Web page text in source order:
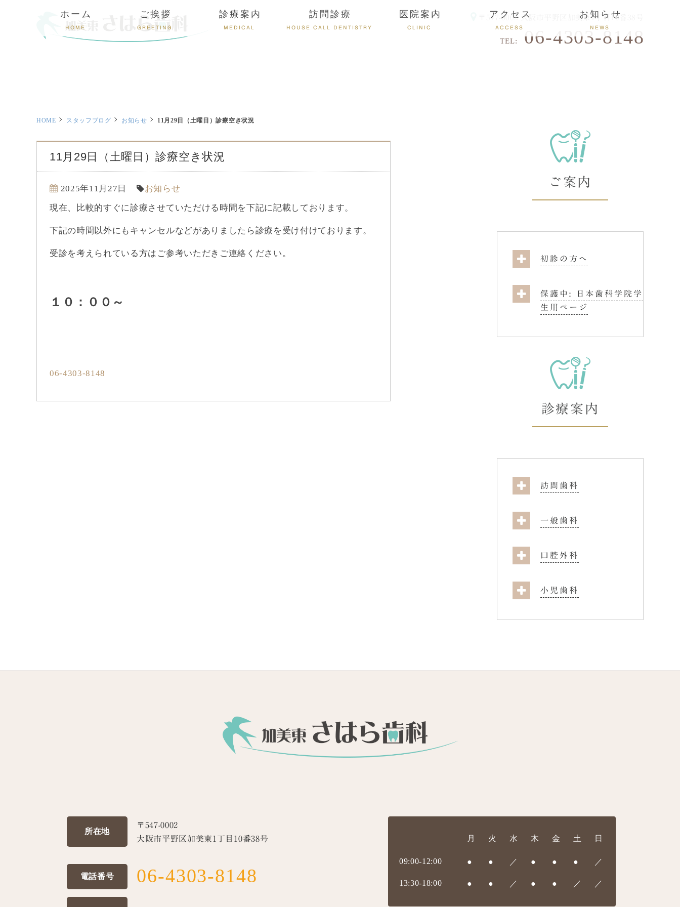
〒547-0002 大阪市平野区加美東1丁目10番38号
TEL: 06-4303-8148
ホーム
HOME
ご挨拶
GREETING
診療案内
MEDICAL
訪問診療
HOUSE CALL DENTISTRY
医院案内
CLINIC
アクセス
ACCESS
お知らせ
NEWS
HOME スタッフブログ お知らせ 11月29日（土曜日）診療空き状況
11月29日（土曜日）診療空き状況
2025年11月27日
お知らせ
現在、比較的すぐに診療させていただける時間を下記に記載しております。
下記の時間以外にもキャンセルなどがありましたら診療を受け付けております。
受診を考えられている方はご参考いただきご連絡ください。
１０：００～
06-4303-8148
ご案内
初診の方へ
保護中: 日本歯科学院学
生用ページ
診療案内
訪問歯科
一般歯科
口腔外科
小児歯科
所在地
〒547-0002
大阪市平野区加美東1丁目10番38号
電話番号 06-4303-8148
月 火 水 木 金 土 日
09:00-12:00 ● ● ／ ● ● ● ／
13:30-18:00 ● ● ／ ● ● ／ ／